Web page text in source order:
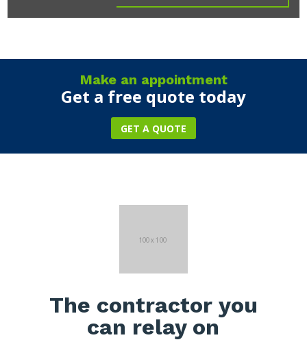
Make an appointment
Get a free quote today
GET A QUOTE
The contractor you
can relay on